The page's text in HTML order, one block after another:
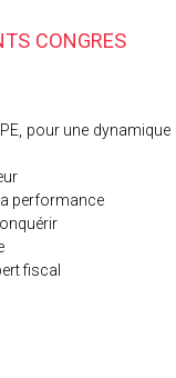
CONGRES
pour une dynamique
performance
fiscal